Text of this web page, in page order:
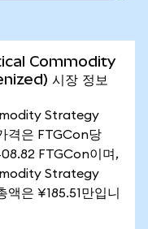
Commodity
시장 정보
Strategy
격은 FTGCon당
FTGCon이며,
Strategy
은 ¥185.51만입니